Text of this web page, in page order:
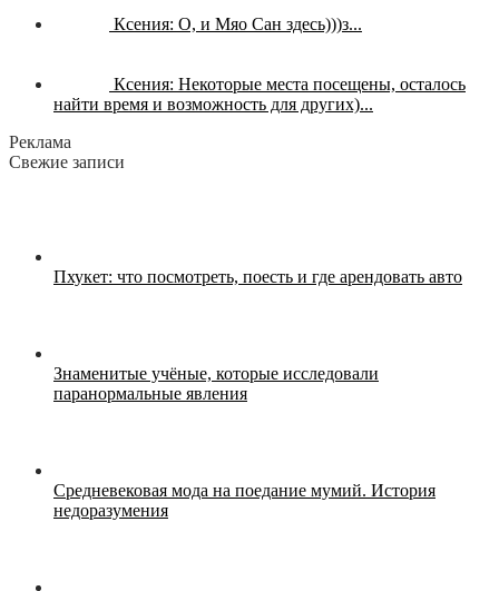
Ксения: О, и Мяо Сан здесь)))з...
Ксения: Некоторые места посещены, осталось
найти время и возможность для других)...
Реклама
Свежие записи
Пхукет: что посмотреть, поесть и где арендовать авто
Знаменитые учёные, которые исследовали
паранормальные явления
Средневековая мода на поедание мумий. История
недоразумения